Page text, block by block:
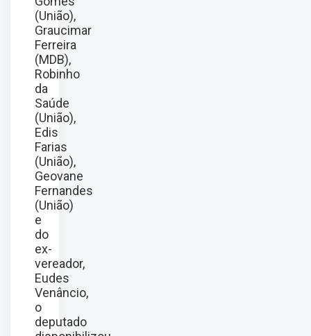
(União),
Graucimar
Ferreira
(MDB),
Robinho
da
Saúde
(União),
Edis
Farias
(União),
Geovane
Fernandes
(União)
e
do
ex-
vereador,
Eudes
Venâncio,
o
deputado